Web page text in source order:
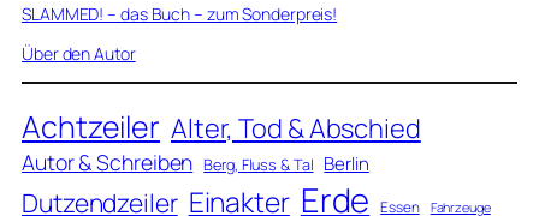
SLAMMED! – das Buch – zum Sonderpreis!
Über den Autor
Achtzeiler Alter, Tod & Abschied
Autor & Schreiben Berg, Fluss & Tal Berlin
Dutzendzeiler Einakter Erde Essen Fahrzeuge